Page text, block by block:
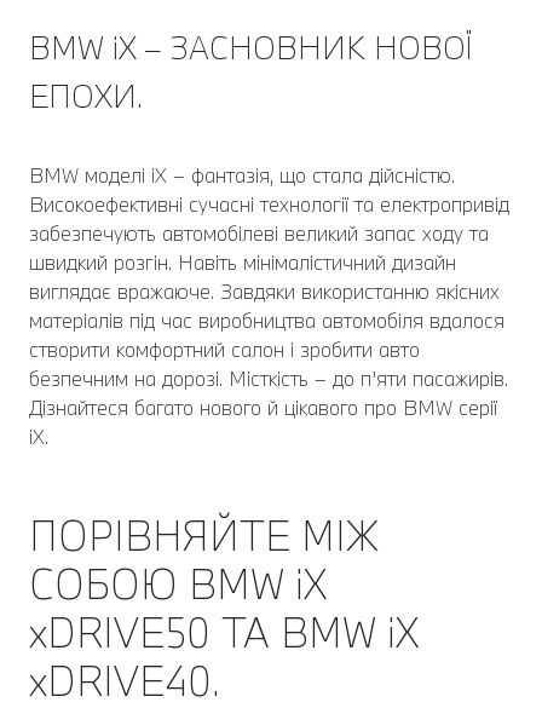
BMW iX – ЗАСНОВНИК НОВОЇ
ЕПОХИ.
BMW моделі iX – фантазія, що стала дійсністю.
Високоефективні сучасні технології та електропривід
забезпечують автомобілеві великий запас ходу та
швидкий розгін. Навіть мінімалістичний дизайн
виглядає вражаюче. Завдяки використанню якісних
матеріалів під час виробництва автомобіля вдалося
створити комфортний салон і зробити авто
безпечним на дорозі. Місткість – до п’яти пасажирів.
Дізнайтеся багато нового й цікавого про BMW серії
iX.
ПОРІВНЯЙТЕ МІЖ
СОБОЮ BMW iX
xDRIVE50 ТА BMW iX
xDRIVE40.